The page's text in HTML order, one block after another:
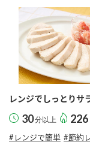
レンジでしっとりサ
30分以上 226
#レンジで簡単 #節約